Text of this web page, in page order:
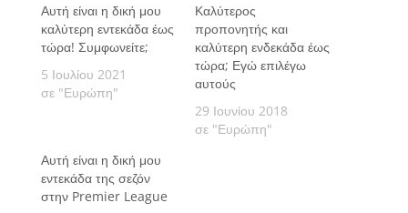
Αυτή είναι η δική μου
καλύτερη εντεκάδα έως
τώρα! Συμφωνείτε;
5 Ιουλίου 2021
σε "Ευρώπη"
Καλύτερος
προπονητής και
καλύτερη ενδεκάδα έως
τώρα; Εγώ επιλέγω
αυτούς
29 Ιουνίου 2018
σε "Ευρώπη"
Αυτή είναι η δική μου
εντεκάδα της σεζόν
στην Premier League